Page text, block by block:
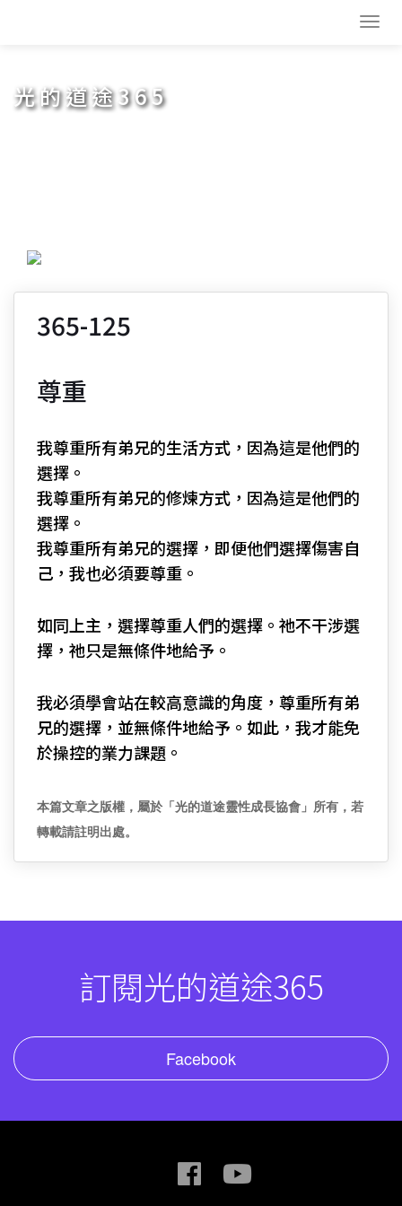
光的道途365
365-125
尊重
我尊重所有弟兄的生活方式，因為這是他們的
選擇。
我尊重所有弟兄的修煉方式，因為這是他們的
選擇。
我尊重所有弟兄的選擇，即便他們選擇傷害自
己，我也必須要尊重。
如同上主，選擇尊重人們的選擇。祂不干涉選
擇，祂只是無條件地給予。
我必須學會站在較高意識的角度，尊重所有弟
兄的選擇，並無條件地給予。如此，我才能免
於操控的業力課題。
本篇文章之版權，屬於「光的道途靈性成長協會」所有，若
轉載請註明出處。
訂閱光的道途365
Facebook